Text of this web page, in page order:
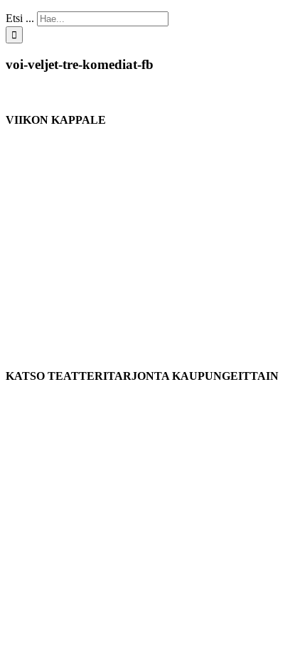
Etsi ...
voi-veljet-tre-komediat-fb
VIIKON KAPPALE
KATSO TEATTERITARJONTA KAUPUNGEITTAIN